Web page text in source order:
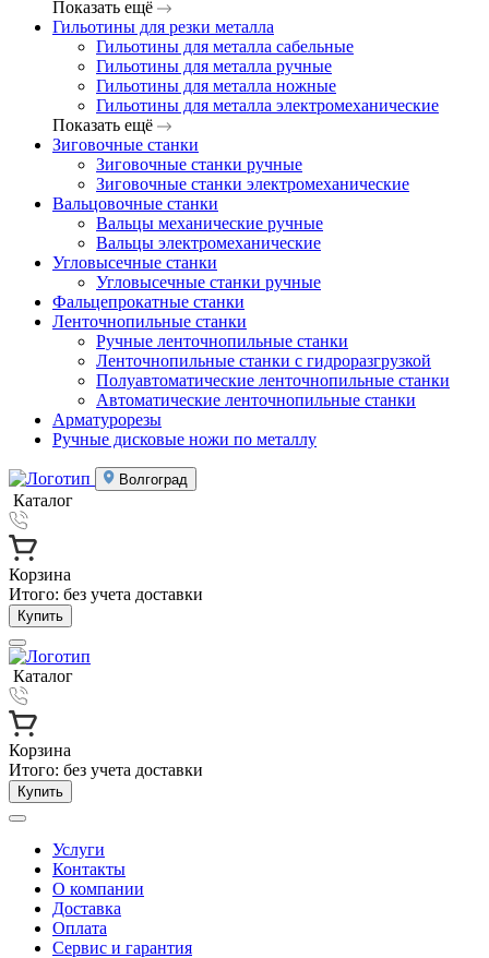
Показать ещё
Гильотины для резки металла
Гильотины для металла сабельные
Гильотины для металла ручные
Гильотины для металла ножные
Гильотины для металла электромеханические
Показать ещё
Зиговочные станки
Зиговочные станки ручные
Зиговочные станки электромеханические
Вальцовочные станки
Вальцы механические ручные
Вальцы электромеханические
Угловысечные станки
Угловысечные станки ручные
Фальцепрокатные станки
Ленточнопильные станки
Ручные ленточнопильные станки
Ленточнопильные станки с гидроразгрузкой
Полуавтоматические ленточнопильные станки
Автоматические ленточнопильные станки
Арматурорезы
Ручные дисковые ножи по металлу
Волгоград
Каталог
Корзина
Итого: без учета доставки
Купить
Каталог
Корзина
Итого: без учета доставки
Купить
Услуги
Контакты
О компании
Доставка
Оплата
Сервис и гарантия